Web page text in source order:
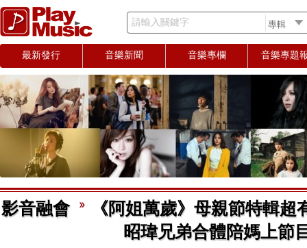
請輸入關鍵字
最新發行 音樂新聞 音樂專欄 音樂專題
影音融會
《阿姐萬歲》母親節特輯
昭瑋兄弟合體陪媽上節